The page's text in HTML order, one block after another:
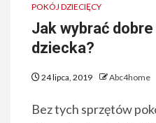
POKÓJ DZIECIĘCY
Jak wybrać
dziecka?
24 lipca, 2019 Abc4home
Bez tych sprzętów